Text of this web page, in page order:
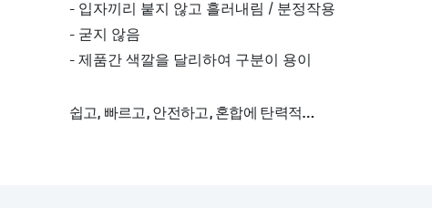
- 입자끼리 붙지 않고 흘러내림 / 분정작용
- 굳지 않음
- 제품간 색깔을 달리하여 구분이 용이
쉽고, 빠르고, 안전하고, 혼합에 탄력적